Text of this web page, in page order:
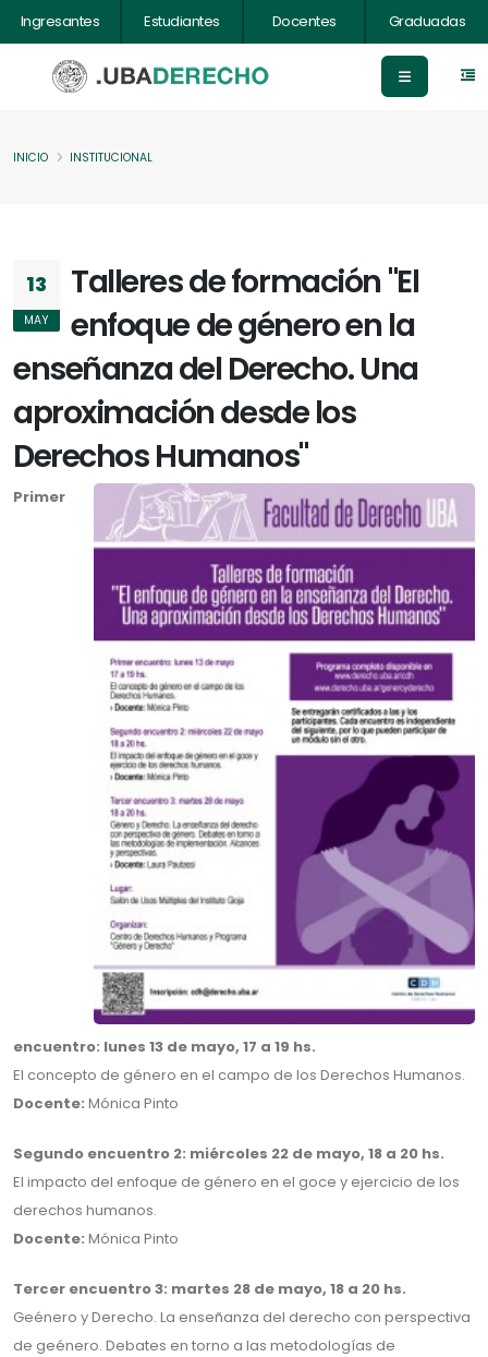
Ingresantes Estudiantes Docentes Graduadas
INICIO INSTITUCIONAL
13
MAY
Talleres de formación "El
enfoque de género en la
enseñanza del Derecho. Una
aproximación desde los
Derechos Humanos"
Primer
encuentro: lunes 13 de mayo, 17 a 19 hs.
El concepto de género en el campo de los Derechos Humanos.
Docente: Mónica Pinto
Segundo encuentro 2: miércoles 22 de mayo, 18 a 20 hs.
El impacto del enfoque de género en el goce y ejercicio de los
derechos humanos.
Docente: Mónica Pinto
Tercer encuentro 3: martes 28 de mayo, 18 a 20 hs.
Geénero y Derecho. La enseñanza del derecho con perspectiva
de geénero. Debates en torno a las metodologías de